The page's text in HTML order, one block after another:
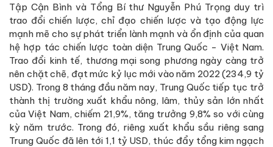
Tập Cận Bình và Tổng Bí thư Nguyễn Phú Trọng duy trì
trao đổi chiến lược, chỉ đạo chiến lược và tạo động lực
mạnh mẽ cho sự phát triển lành mạnh và ổn định của quan
hệ hợp tác chiến lược toàn diện Trung Quốc - Việt Nam.
Trao đổi kinh tế, thương mại song phương ngày càng trở
nên chặt chẽ, đạt mức kỷ lục mới vào năm 2022 (234,9 tỷ
USD). Trong 8 tháng đầu năm nay, Trung Quốc tiếp tục trở
thành thị trường xuất khẩu nông, lâm, thủy sản lớn nhất
của Việt Nam, chiếm 21,9%, tăng trưởng 9,8% so với cùng
kỳ năm trước. Trong đó, riêng xuất khẩu sầu riêng sang
Trung Quốc đã lên tới 1,1 tỷ USD, thúc đẩy tổng kim ngạch